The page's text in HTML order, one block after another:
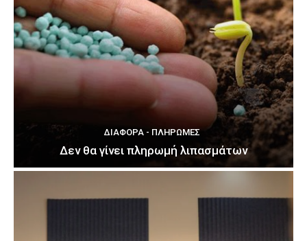
ΔΙΆΦΟΡΑ - ΠΛΗΡΩΜΈΣ
Δεν θα γίνει πληρωμή λιπασμάτων